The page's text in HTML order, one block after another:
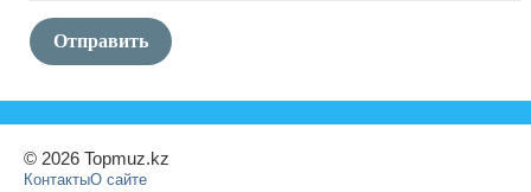
Отправить
© 2026 Topmuz.kz
КонтактыО сайте